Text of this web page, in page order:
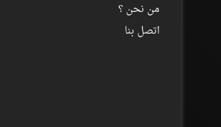
من نحن ؟
اتصل بنا